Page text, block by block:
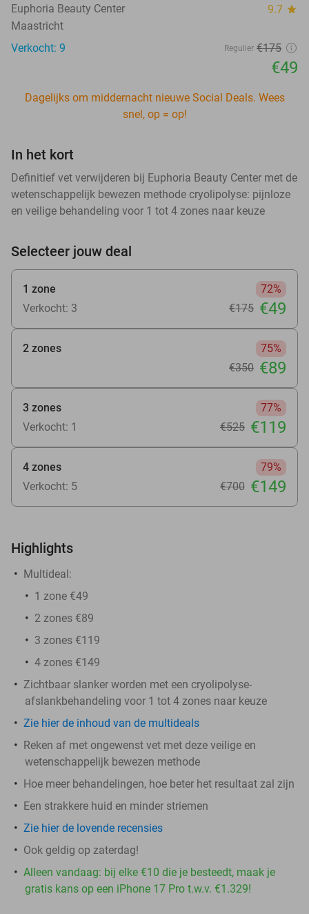
Euphoria Beauty Center 9.7 star
Maastricht
Verkocht: 9
Regulier €175
€49
Dagelijks om middernacht nieuwe Social Deals. Wees
snel, op = op!
In het kort
Definitief vet verwijderen bij Euphoria Beauty Center met de
wetenschappelijk bewezen methode cryolipolyse: pijnloze
en veilige behandeling voor 1 tot 4 zones naar keuze
Selecteer jouw deal
1 zone
72%
Verkocht: 3
€175 €49
2 zones
75%
€350 €89
3 zones
77%
Verkocht: 1
€525 €119
4 zones
79%
Verkocht: 5
€700 €149
Highlights
Multideal:
1 zone €49
2 zones €89
3 zones €119
4 zones €149
Zichtbaar slanker worden met een cryolipolyse-
afslankbehandeling voor 1 tot 4 zones naar keuze
Zie hier de inhoud van de multideals
Reken af met ongewenst vet met deze veilige en
wetenschappelijk bewezen methode
Hoe meer behandelingen, hoe beter het resultaat zal zijn
Een strakkere huid en minder striemen
Zie hier de lovende recensies
Ook geldig op zaterdag!
Alleen vandaag: bij elke €10 die je besteedt, maak je
gratis kans op een iPhone 17 Pro t.w.v. €1.329!